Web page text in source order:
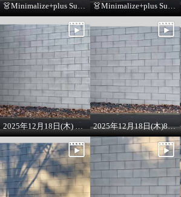
👗Minimalize+plus Summer Collection👗 👗Minimalize+plus Summer Collection👗
2025年12月18日(木) 8:00 ON AIR ラメニット 2025年12月18日(木)8:00 ONAIRプルオーバー